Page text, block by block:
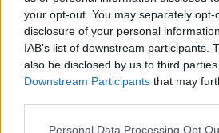
your opt-out. You may separately
disclosure of your personal
IAB’s list of downstream participants.
also be disclosed by us to third
Downstream Participants that may
Please note that this website/app
Personal Data Processing Opt